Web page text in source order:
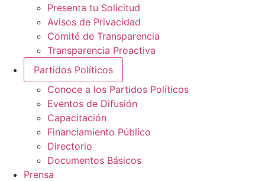
Presenta tu Solicitud
Avisos de Privacidad
Comité de Transparencia
Transparencia Proactiva
Partidos Políticos
Conoce a los Partidos Políticos
Eventos de Difusión
Capacitación
Financiamiento Público
Directorio
Documentos Básicos
Prensa